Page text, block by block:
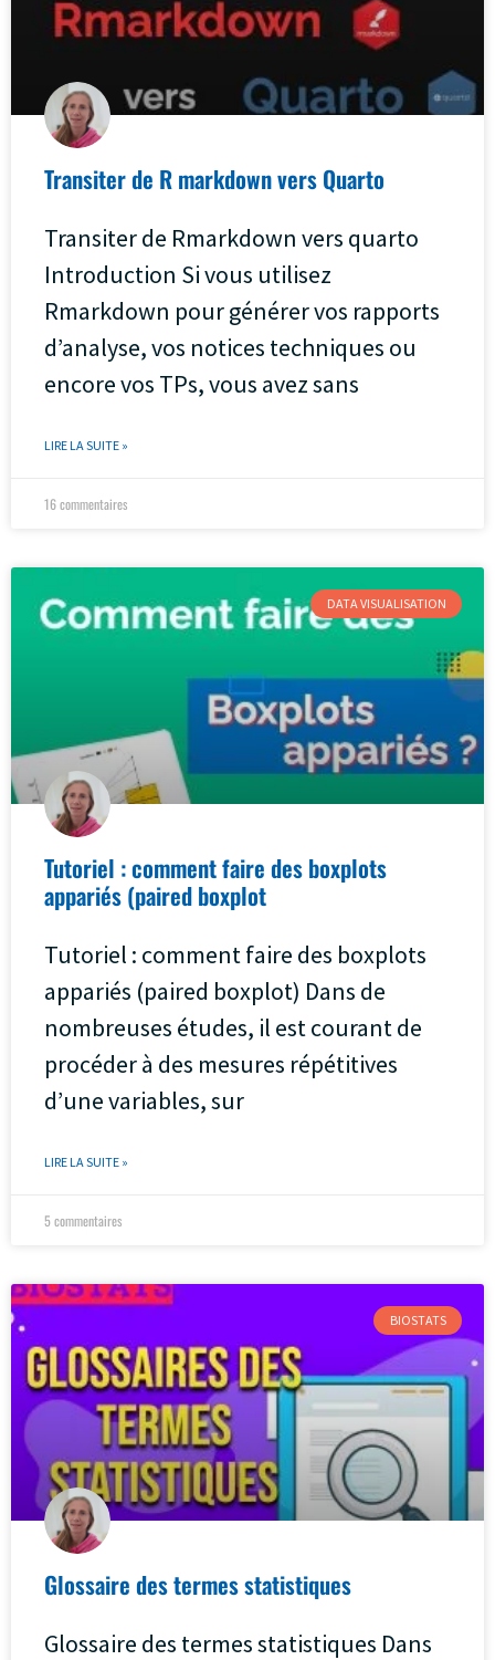
Transiter de R markdown vers Quarto
Transiter de Rmarkdown vers quarto
Introduction Si vous utilisez
Rmarkdown pour générer vos rapports
d’analyse, vos notices techniques ou
encore vos TPs, vous avez sans
LIRE LA SUITE »
16 commentaires
DATA VISUALISATION
Tutoriel : comment faire des boxplots
appariés (paired boxplot
Tutoriel : comment faire des boxplots
appariés (paired boxplot) Dans de
nombreuses études, il est courant de
procéder à des mesures répétitives
d’une variables, sur
LIRE LA SUITE »
5 commentaires
BIOSTATS
Glossaire des termes statistiques
Glossaire des termes statistiques Dans